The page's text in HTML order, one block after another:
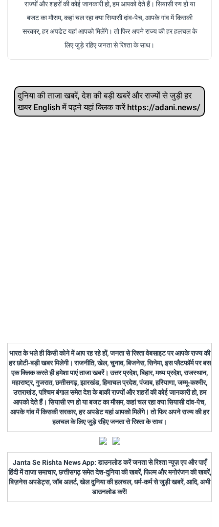
राज्यों और शहरों की कोई जानकारी हो, हम आपको देते हैं। सियासी रण हो या
बजट का मौसम, कहां चल रहा क्या सियासी दांव-पेच, आपके गांव में किसकी
सरकार, हर अपडेट यहां आपको मिलेंगे। तो फिर अपने राज्य की हर हलचल के
लिए जुड़े रहिए जनता से रिश्ता के साथ।
दुनिया की ताजा खबरें, देश की बड़ी खबरें और राज्‍यों से जुड़ी हर
खबर English में पढ़ने यहां क्लिक करें https://adani.news/
भारत के भले ही किसी कोने में आप रह रहे हों, जनता से रिश्ता वेबसाइट पर आपके राज्य की
हर छोटी-बड़ी खबर मिलेगी। राजनीति, खेल, चुनाव, बिजनेस, सिनेमा, इस प्लैटफॉर्म पर बस
एक क्लिक करते ही हमेशा पाएं ताजा खबरें। उत्तर प्रदेश, बिहार, मध्य प्रदेश, राजस्थान,
महाराष्ट्र, गुजरात, छत्तीसगढ़, झारखंड, हिमाचल प्रदेश, पंजाब, हरियाणा, जम्मू-कश्मीर,
उत्तराखंड, पश्चिम बंगाल समेत देश के बाकी राज्यों और शहरों की कोई जानकारी हो, हम
आपको देते हैं। सियासी रण हो या बजट का मौसम, कहां चल रहा क्या सियासी दांव-पेच,
आपके गांव में किसकी सरकार, हर अपडेट यहां आपको मिलेंगे। तो फिर अपने राज्य की हर
हलचल के लिए जुड़े रहिए जनता से रिश्ता के साथ।
Janta Se Rishta News App: डाउनलोड करें जनता से रिश्ता न्यूज़ एप और पाएँ
हिंदी में ताजा समाचार, छत्तीसगढ़ समेत देश-दुनिया की खबरें, फिल्म और मनोरंजन की खबरें,
बिज़नेस अपडेट्स, जॉब अलर्ट, खेल दुनिया की हलचल, धर्म-कर्म से जुड़ी खबरें, आदि, अभी
डाउनलोड करें!